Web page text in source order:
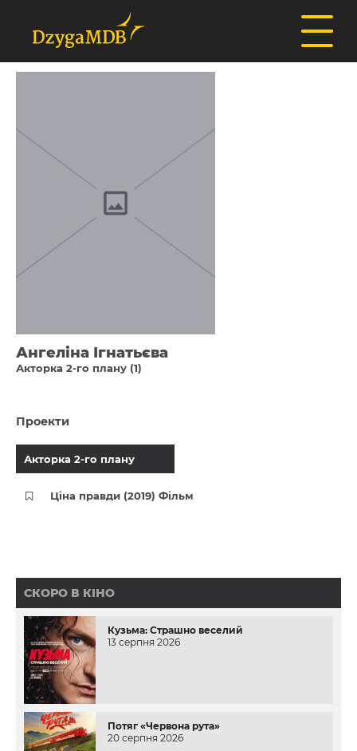
Ангеліна Ігнатьєва
Акторка 2-го плану (1)
Проекти
Акторка 2-го плану
Ціна правди (2019) Фільм
СКОРО В КІНО
Кузьма: Страшно веселий
13 серпня 2026
Потяг «Червона рута»
20 серпня 2026